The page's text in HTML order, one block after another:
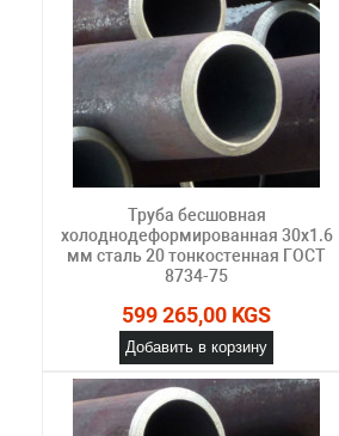
Труба бесшовная
холоднодеформированная 30х1.6
мм сталь 20 тонкостенная ГОСТ
8734-75
599 265,00 KGS
Добавить в корзину